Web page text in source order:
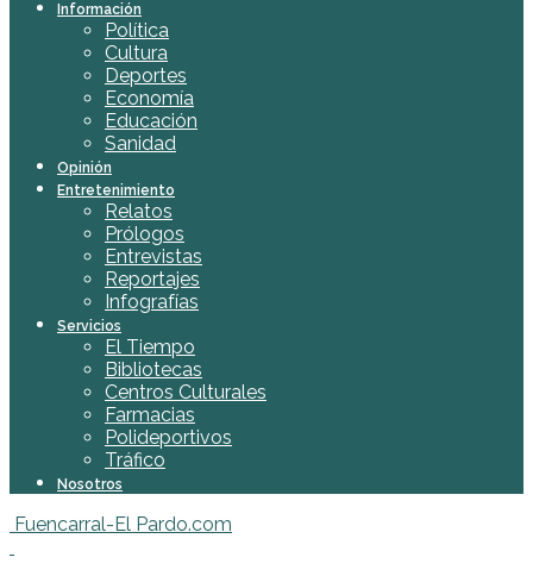
Información
Política
Cultura
Deportes
Economía
Educación
Sanidad
Opinión
Entretenimiento
Relatos
Prólogos
Entrevistas
Reportajes
Infografías
Servicios
El Tiempo
Bibliotecas
Centros Culturales
Farmacias
Polideportivos
Tráfico
Nosotros
Fuencarral-El Pardo.com